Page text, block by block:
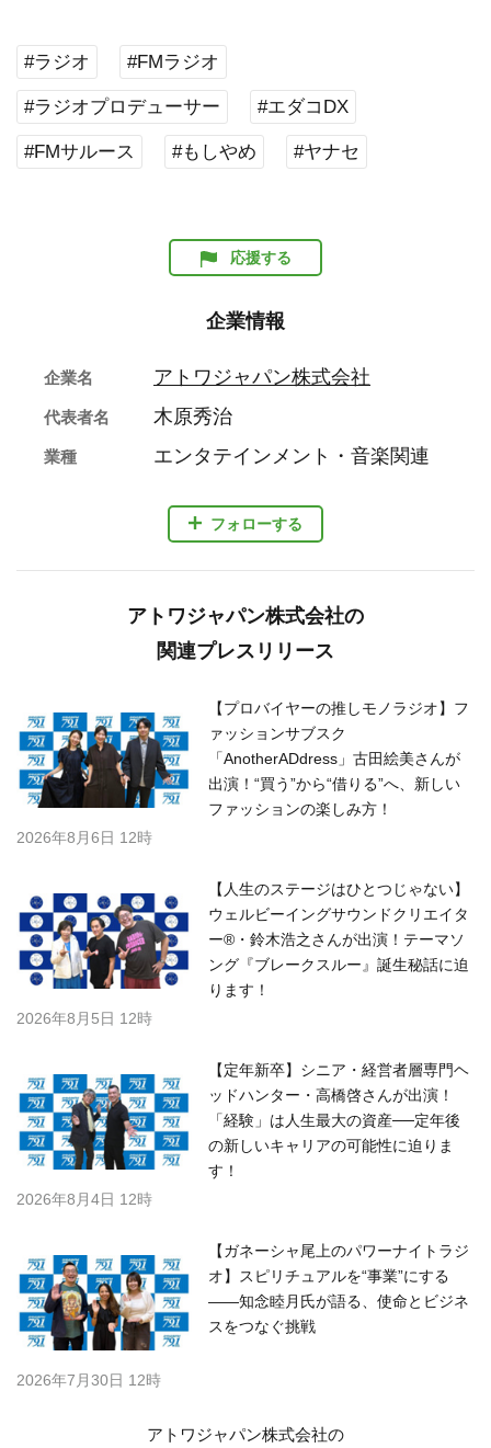
#ラジオ #FMラジオ
#ラジオプロデューサー #エダコDX
#FMサルース #もしやめ #ヤナセ
応援する
企業情報
フォローする
企業名 アトワジャパン株式会社
代表者名 木原秀治
業種 エンタテインメント・音楽関連
アトワジャパン株式会社の
関連プレスリリース
【プロバイヤーの推しモノラジオ】フ
ァッションサブスク
「AnotherADdress」古田絵美さんが
出演！“買う”から“借りる”へ、新しい
ファッションの楽しみ方！
2026年8月6日 12時
【人生のステージはひとつじゃない】
ウェルビーイングサウンドクリエイタ
ー®・鈴木浩之さんが出演！テーマソ
ング『ブレークスルー』誕生秘話に迫
ります！
2026年8月5日 12時
【定年新卒】シニア・経営者層専門ヘ
ッドハンター・高橋啓さんが出演！
「経験」は人生最大の資産──定年後
の新しいキャリアの可能性に迫りま
す！
2026年8月4日 12時
【ガネーシャ尾上のパワーナイトラジ
オ】スピリチュアルを“事業”にする
――知念睦月氏が語る、使命とビジネ
スをつなぐ挑戦
2026年7月30日 12時
アトワジャパン株式会社の